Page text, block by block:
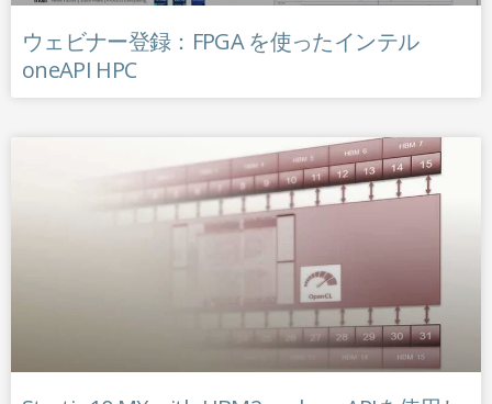
ウェビナー登録：FPGA を使ったインテル
oneAPI HPC